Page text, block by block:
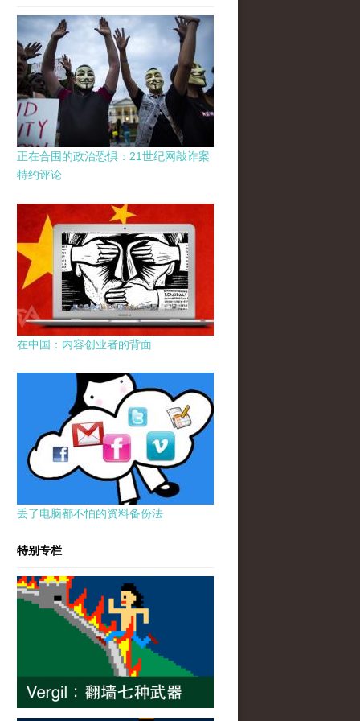
正在合围的政治恐惧：21世纪网敲诈案
特约评论
在中国：内容创业者的背面
丢了电脑都不怕的资料备份法
特别专栏